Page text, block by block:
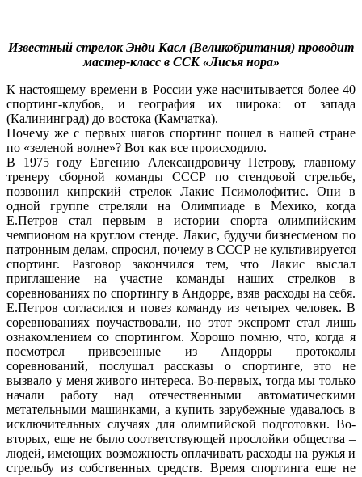
Известный стрелок Энди Касл (Великобритания) проводит
мастер-класс в ССК «Лисья нора»
К настоящему времени в России уже насчитывается более 40
спортинг-клубов, и география их широка: от запада
(Калининград) до востока (Камчатка).
Почему же с первых шагов спортинг пошел в нашей стране
по «зеленой волне»? Вот как все происходило.
В 1975 году Евгению Александровичу Петрову, главному
тренеру сборной команды СССР по стендовой стрельбе,
позвонил кипрский стрелок Лакис Псимолофитис. Они в
одной группе стреляли на Олимпиаде в Мехико, когда
Е.Петров стал первым в истории спорта олимпийским
чемпионом на круглом стенде. Лакис, будучи бизнесменом по
патронным делам, спросил, почему в СССР не культивируется
спортинг. Разговор закончился тем, что Лакис выслал
приглашение на участие команды наших стрелков в
соревнованиях по спортингу в Андорре, взяв расходы на себя.
Е.Петров согласился и повез команду из четырех человек. В
соревнованиях поучаствовали, но этот экспромт стал лишь
ознакомлением со спортингом. Хорошо помню, что, когда я
посмотрел привезенные из Андорры протоколы
соревнований, послушал рассказы о спортинге, это не
вызвало у меня живого интереса. Во-первых, тогда мы только
начали работу над отечественными автоматическими
метательными машинками, а купить зарубежные удавалось в
исключительных случаях для олимпийской подготовки. Во-
вторых, еще не было соответствующей прослойки общества –
людей, имеющих возможность оплачивать расходы на ружья и
стрельбу из собственных средств. Время спортинга еще не